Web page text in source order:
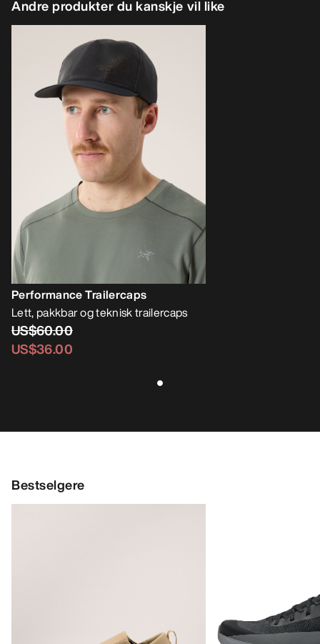
Andre produkter du kanskje vil like
Performance Trailercaps
Lett, pakkbar og teknisk trailercaps
US$60.00
US$36.00
Bestselgere